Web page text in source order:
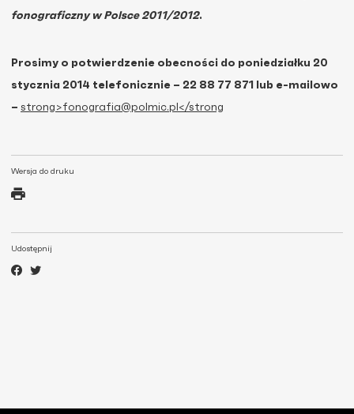
Wersja do druku
Udostępnij
fonograficzny w Polsce 2011/2012.
Prosimy o potwierdzenie obecności do poniedziałku 20
stycznia 2014 telefonicznie – 22 88 77 871 lub e-mailowo
– strong>fonografia@polmic.pl</strong